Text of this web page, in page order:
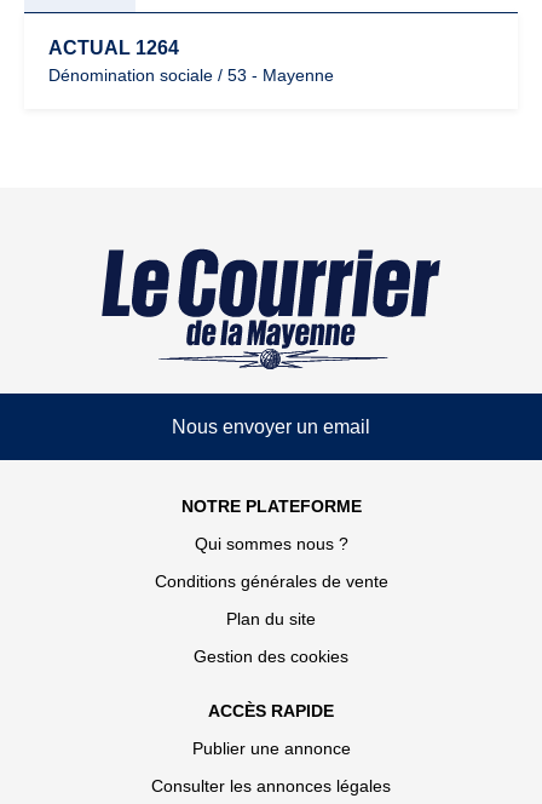
ACTUAL 1264
Dénomination sociale / 53 - Mayenne
Nous envoyer un email
NOTRE PLATEFORME
Qui sommes nous ?
Conditions générales de vente
Plan du site
Gestion des cookies
ACCÈS RAPIDE
Publier une annonce
Consulter les annonces légales